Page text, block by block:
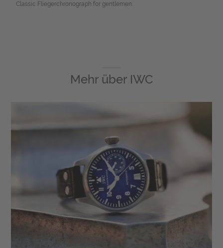
Classic Fliegerchronograph for gentlemen.
Mehr über IWC